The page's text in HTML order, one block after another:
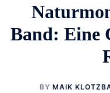
Band: Eine
BY MAIK